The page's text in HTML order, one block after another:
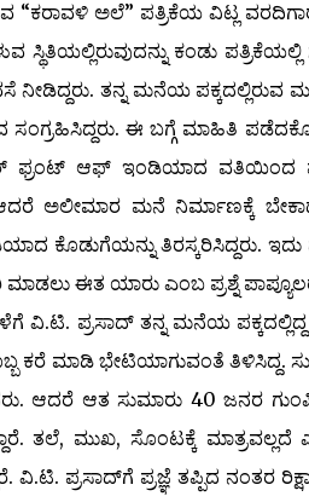
“ಕರಾವಳಿ ಅಲೆ” ಪತ್ರಿಕೆಯ ವಿಟ್ಲ
ಕಂಡು ಪತ್ರಿಕೆಯಲ್ಲಿ
ನೀಡಿದ್ದರು. ತನ್ನ ಮನೆಯ
ಸಂಗ್ರಹಿಸಿದ್ದರು. ಈ ಬಗ್ಗೆ ಮಾಹಿತಿ
ಫ್ರಂಟ್ ಆಫ್ ಇಂಡಿಯಾದ ವತಿಯಿಂದ
ಅಲೀಮಾರ ಮನೆ ನಿರ್ಮಾಣಕ್ಕೆ
ಕೊಡುಗೆಯನ್ನು ತಿರಸ್ಕರಿಸಿದ್ದರು.
ಈತ ಯಾರು ಎಂಬ ಪ್ರಶ್ನೆ
ಪ್ರಸಾದ್ ತನ್ನ ಮನೆಯ ಪಕ್ಕದಲ್ಲಿದ್ದ
ಕರೆ ಮಾಡಿ ಭೇಟಿಯಾಗುವಂತೆ
ಆದರೆ ಆತ ಸುಮಾರು 40 ಜನರ
ತಲೆ, ಮುಖ, ಸೊಂಟಕ್ಕೆ
ವಿ.ಟಿ. ಪ್ರಸಾದ್‌ಗೆ ಪ್ರಜ್ಞೆ ತಪ್ಪಿದ ನಂತರ